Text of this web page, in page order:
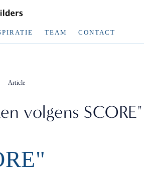
TEAM CONTACT
volgens SCORE"
Article